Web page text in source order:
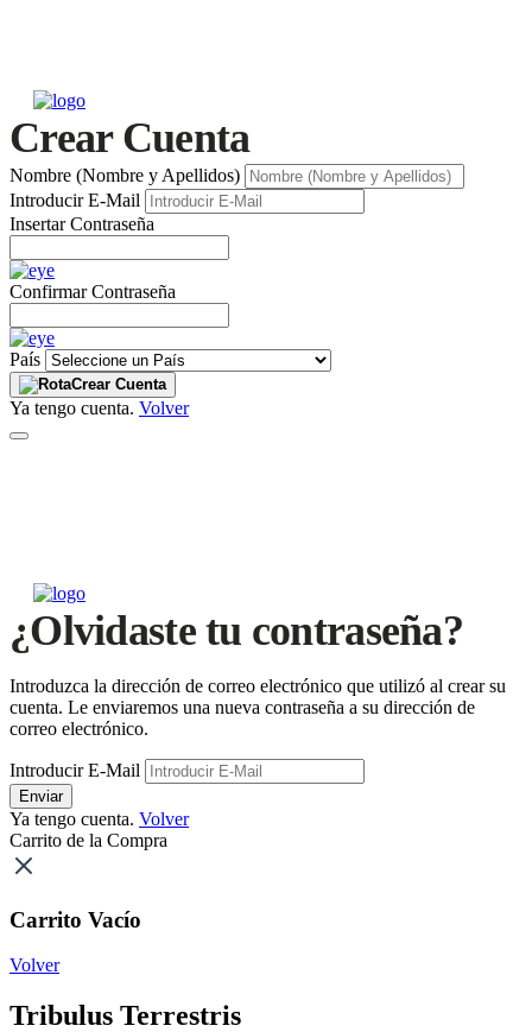
Crear Cuenta
Nombre (Nombre y Apellidos)
Introducir E-Mail
Insertar Contraseña
Confirmar Contraseña
País
Crear Cuenta
Ya tengo cuenta. Volver
¿Olvidaste tu contraseña?
Introduzca la dirección de correo electrónico que utilizó al crear su
cuenta. Le enviaremos una nueva contraseña a su dirección de
correo electrónico.
Introducir E-Mail
Enviar
Ya tengo cuenta. Volver
Carrito de la Compra
Carrito Vacío
Volver
Tribulus Terrestris